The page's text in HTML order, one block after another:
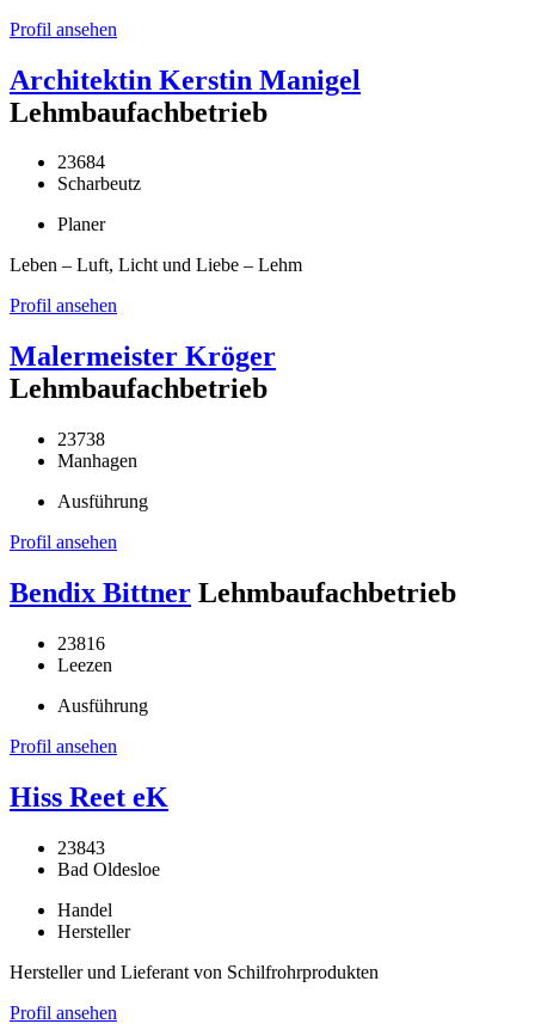
Profil ansehen
Architektin Kerstin Manigel
Lehmbaufachbetrieb
23684
Scharbeutz
Planer
Leben – Luft, Licht und Liebe – Lehm
Profil ansehen
Malermeister Kröger
Lehmbaufachbetrieb
23738
Manhagen
Ausführung
Profil ansehen
Bendix Bittner Lehmbaufachbetrieb
23816
Leezen
Ausführung
Profil ansehen
Hiss Reet eK
23843
Bad Oldesloe
Handel
Hersteller
Hersteller und Lieferant von Schilfrohrprodukten
Profil ansehen